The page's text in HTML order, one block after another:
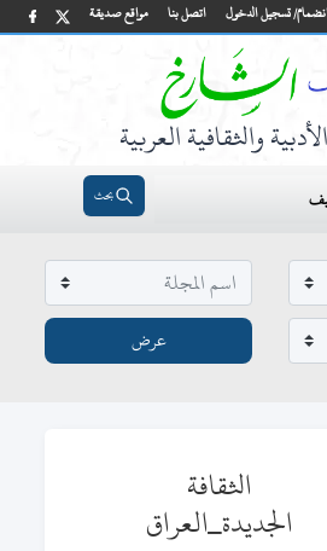
مواقع صديقة اتصل بنا تسجيل الدخول
والثقافية العربية
بحث
الثقافة
الجديدة_العراق